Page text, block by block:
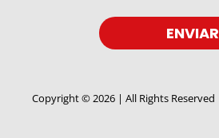
ENVIAR
Copyright © 2026 | All Rights Reserved